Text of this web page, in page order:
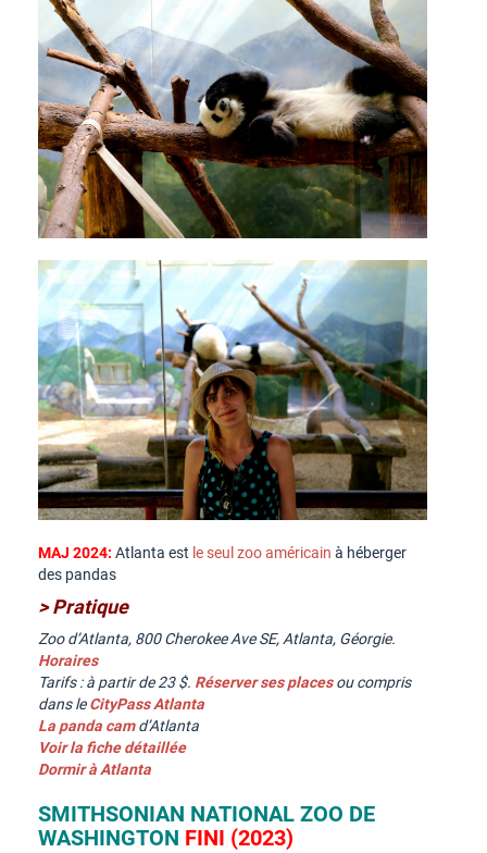
MAJ 2024: Atlanta est le seul zoo américain à héberger
des pandas
> Pratique
Zoo d’Atlanta, 800 Cherokee Ave SE, Atlanta, Géorgie.
Horaires
Tarifs : à partir de 23 $. Réserver ses placesou compris
dans leCityPass Atlanta
La panda camd’Atlanta
Voir la fiche détaillée
Dormir à Atlanta
SMITHSONIAN NATIONAL ZOO DE
WASHINGTON FINI (2023)